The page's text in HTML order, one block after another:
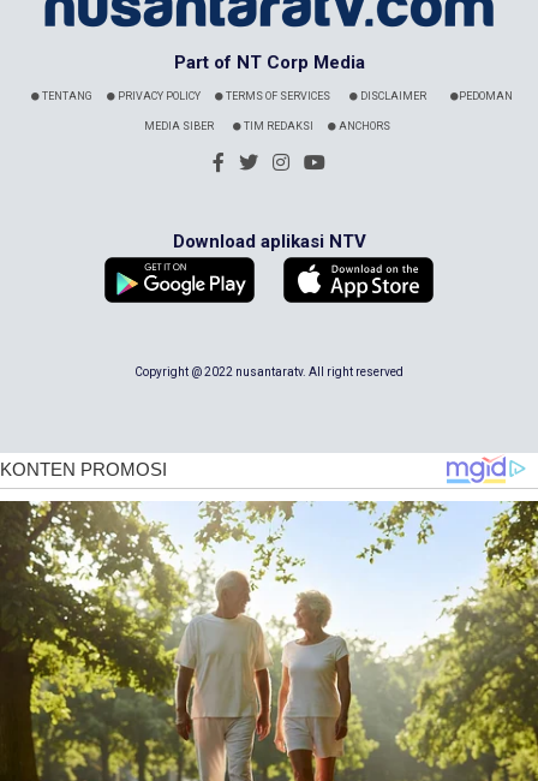
Part of NT Corp Media
TENTANG PRIVACY POLICY TERMS OF SERVICES DISCLAIMER PEDOMAN
MEDIA SIBER TIM REDAKSI ANCHORS
Download aplikasi NTV
Copyright @ 2022 nusantaratv. All right reserved